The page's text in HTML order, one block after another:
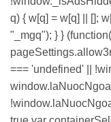
q) { w[q] = w[q] || [];
"_mgq"); } }
=== 'undefined' ||